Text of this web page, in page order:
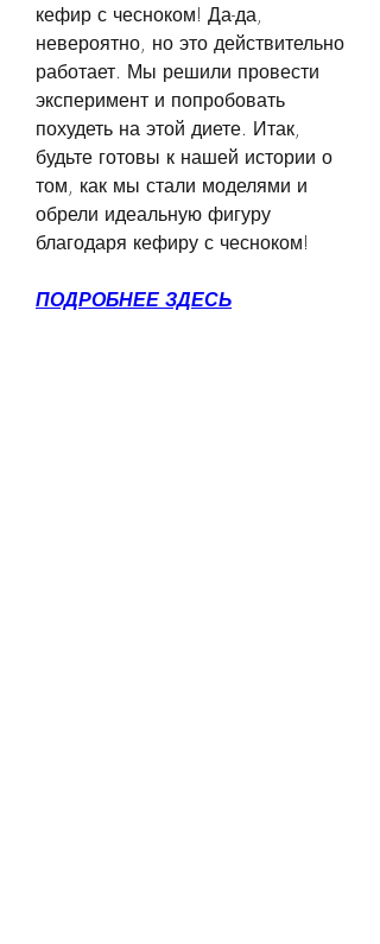
кефир с чесноком! Да-да,
невероятно, но это действительно
работает. Мы решили провести
эксперимент и попробовать
похудеть на этой диете. Итак,
будьте готовы к нашей истории о
том, как мы стали моделями и
обрели идеальную фигуру
благодаря кефиру с чесноком!
ПОДРОБНЕЕ ЗДЕСЬ